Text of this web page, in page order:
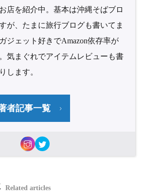
店を紹介中。基本は沖縄そばブロ
が、たまに旅行ブログも書いてま
ジェット好きでAmazon依存率が
気まぐれでアイテムレビューも書
します。
者記事一覧
Related articles